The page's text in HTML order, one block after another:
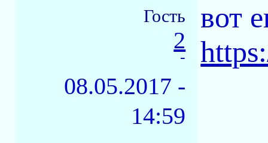
Гость
2
-
08.05.2017 -
14:59
вот